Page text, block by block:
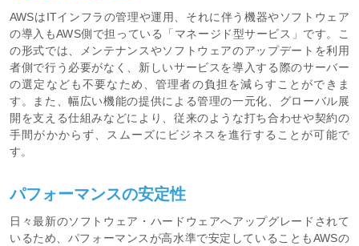
AWSはITインフラの管理や運用、それに伴う機器やソフトウェア
の導入もAWS側で担っている「マネージド型サービス」です。こ
の形式では、メンテナンスやソフトウェアのアップデートを利用
者側で行う必要がなく、新しいサービスを導入する際のサーバー
の選定なども不要なため、管理者の負担を減らすことができま
す。また、幅広い機能の提供による管理の一元化、グローバル展
開を支える仕組みなどにより、従来のような打ち合わせや契約の
手間がかからず、スムーズにビジネスを進行することが可能で
す。
パフォーマンスの安定性
日々最新のソフトウェア・ハードウェアへアップグレードされて
いるため、パフォーマンスが高水準で安定していることもAWSの